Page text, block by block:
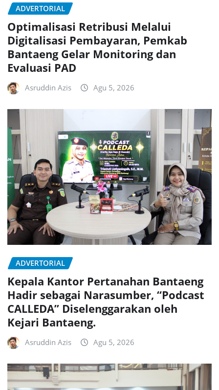
ADVERTORIAL
Optimalisasi Retribusi Melalui
Digitalisasi Pembayaran, Pemkab
Bantaeng Gelar Monitoring dan
Evaluasi PAD
Asruddin Azis Agu 5, 2026
ADVERTORIAL
Kepala Kantor Pertanahan Bantaeng
Hadir sebagai Narasumber, “Podcast
CALLEDA” Diselenggarakan oleh
Kejari Bantaeng.
Asruddin Azis Agu 5, 2026